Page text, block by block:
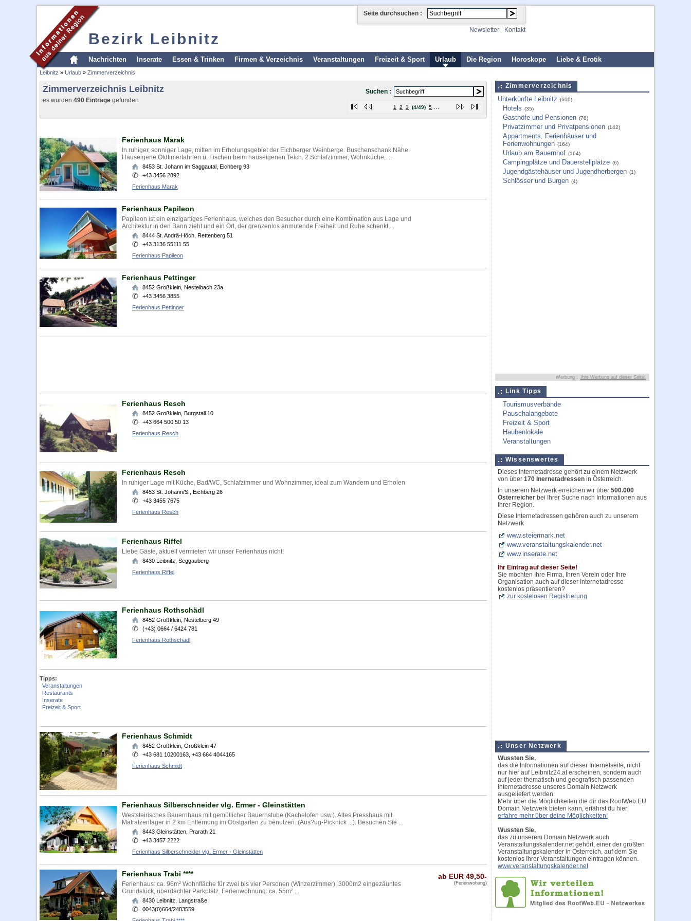
Bezirk Leibnitz
Seite durchsuchen :
Newsletter Kontakt
Nachrichten Inserate Essen & Trinken Firmen & Verzeichnis Veranstaltungen Freizeit & Sport Urlaub Die Region Horoskope Liebe & Erotik
Leibnitz » Urlaub » Zimmerverzeichnis
Zimmerverzeichnis Leibnitz
es wurden 490 Einträge gefunden
Suchen :
1 2 3 (4/49) 5 ...
Ferienhaus Marak
In ruhiger, sonniger Lage, mitten im Erholungsgebiet der Eichberger Weinberge. Buschenschank Nähe.
Hauseigene Oldtimerfahrten u. Fischen beim hauseigenen Teich. 2 Schlafzimmer, Wohnküche, ...
8453 St. Johann im Saggautal Eichberg 93
+43 3456 2892
Ferienhaus Marak
Ferienhaus Papileon
Papileon ist ein einzigartiges Ferienhaus, welches den Besucher durch eine Kombination aus Lage und
Architektur in den Bann zieht und ein Ort, der grenzenlos anmutende Freiheit und Ruhe schenkt ...
8444 St. Andrä-Höch Rettenberg 51
+43 3136 55111 55
Ferienhaus Papileon
Ferienhaus Pettinger
8452 Großklein Nestelbach 23a
+43 3456 3855
Ferienhaus Pettinger
Ferienhaus Resch
8452 Großklein Burgstall 10
+43 664 500 50 13
Ferienhaus Resch
Ferienhaus Resch
In ruhiger Lage mit Küche, Bad/WC, Schlafzimmer und Wohnzimmer, ideal zum Wandern und Erholen
8453 St. Johann/S.
Eichberg 26
+43 3455 7675
Ferienhaus Resch
Ferienhaus Riffel
Liebe Gäste, aktuell vermieten wir unser Ferienhaus nicht!
8430 Leibnitz Seggauberg
Ferienhaus Riffel
Ferienhaus Rothschädl
8452 Großklein Nestelberg 49
(+43) 0664 / 6424 781
Ferienhaus Rothschädl
Tipps:
Veranstaltungen
Restaurants
Inserate
Freizeit & Sport
Ferienhaus Schmidt
8452 Großklein Großklein 47
+43 681 10200163, +43 664 4044165
Ferienhaus Schmidt
Ferienhaus Silberschneider vlg. Ermer - Gleinstätten
Weststeirisches Bauernhaus mit gemütlicher Bauernstube (Kachelofen usw.). Altes Presshaus mit
Matratzenlager in 2 km Entfernung im Obstgarten zu benutzen. (Aus?ug-Picknick ...). Besuchen Sie ...
8443 Gleinstätten Prarath 21
+43 3457 2222
Ferienhaus Silberschneider vlg. Ermer - Gleinstätten
Ferienhaus Trabi ****
Ferienhaus: ca. 96m² Wohnfläche für zwei bis vier Personen (Winzerzimmer). 3000m2 eingezäuntes
Grundstück, überdachter Parkplatz. Ferienwohnung: ca. 55m² ...
8430 Leibnitz Langstraße
0043(0)664/2403559
ab EUR 49,50-
(Ferienwohung)
Zimmerverzeichnis
Unterkünfte Leibnitz (600)
Hotels (35)
Gasthöfe und Pensionen (78)
Privatzimmer und Privatpensionen (142)
Appartments, Ferienhäuser und
Ferienwohnungen (164)
Urlaub am Bauernhof (164)
Campingplätze und Dauerstellplätze (6)
Jugendgästehäuser und Jugendherbergen (1)
Schlösser und Burgen (4)
Werbung : Ihre Werbung auf dieser Seite!
Link Tipps
Tourismusverbände
Pauschalangebote
Freizeit & Sport
Haubenlokale
Veranstaltungen
Wissenswertes
Dieses Internetadresse gehört zu einem Netzwerk
von über 170 Inernetadressen in Österreich.
In unserem Netzwerk erreichen wir über 500.000
Österreicher bei Ihrer Suche nach Informationen aus
Ihrer Region.
Diese Internetadressen gehören auch zu unserem
Netzwerk
www.steiermark.net
www.veranstaltungskalender.net
www.inserate.net
Ihr Eintrag auf dieser Seite!
Sie möchten Ihre Firma, Ihren Verein oder Ihre
Organisation auch auf dieser Internetadresse
kostenlos präsentieren?
zur kostelosen Registrierung
Unser Netzwerk
Wussten Sie,
das die Informationen auf dieser Internetseite, nicht
nur hier auf Leibnitz24.at erscheinen, sondern auch
auf jeder thematisch und geografisch passenden
Internetadresse unseres Domain Netzwerk
ausgeliefert werden.
Mehr über die Möglichkeiten die dir das RootWeb.EU
Domain Netzwerk bieten kann, erfährst du hier
erfahre mehr über deine Möglichkeiten!
Wussten Sie,
das zu unserem Domain Netzwerk auch
Veranstaltungskalender.net gehört, einer der größten
Veranstaltungskalender in Österreich, auf dem Sie
kostenlos Ihrer Veranstaltungen eintragen können.
www.veranstaltungskalender.net